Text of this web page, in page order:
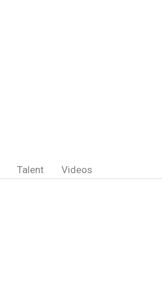
Talent Videos